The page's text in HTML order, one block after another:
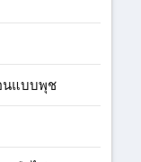
นแบบพุช